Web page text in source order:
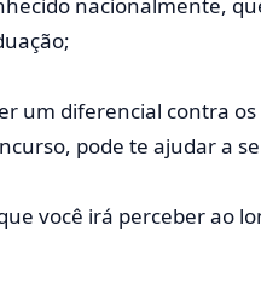
um diferencial contra
pode te ajudar a
você irá perceber ao